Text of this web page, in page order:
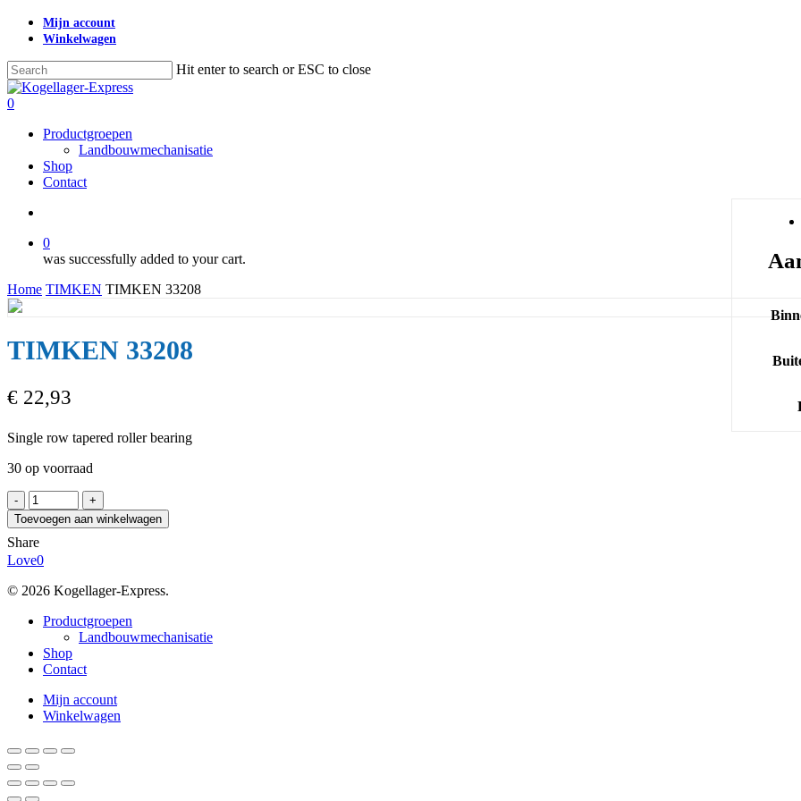
Skip
content
Mijn account
Winkelwagen
Hit enter to search or ESC to close
Close
Search
search
0
Productgroepen
Landbouwmechanisatie
Shop
Contact
0
was successfully added to your cart.
Home TIMKEN TIMKEN 33208
TIMKEN 33208
€ 22,93
Single row tapered roller bearing
30 op voorraad
TIMKEN
33208
aantal
Toevoegen aan winkelwagen
Share
Love0
© 2026 Kogellager-Express.
Close
Productgroepen
Landbouwmechanisatie
Shop
Contact
Mijn account
Winkelwagen